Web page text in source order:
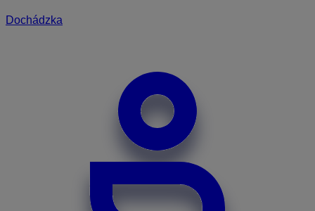
Dochádzka